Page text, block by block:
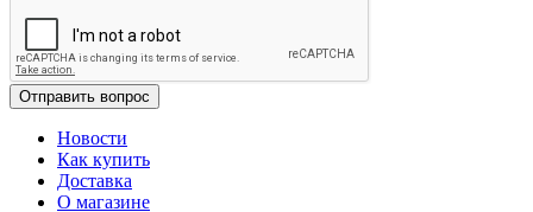
Отправить вопрос
Новости
Как купить
Доставка
О магазине